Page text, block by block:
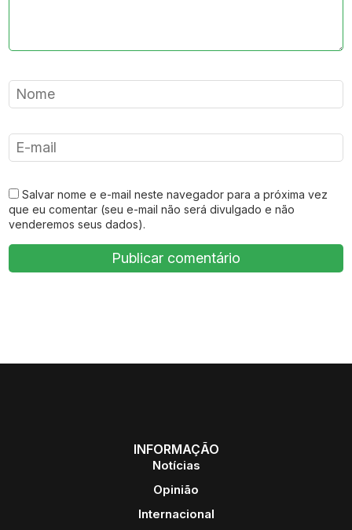
Salvar nome e e-mail neste navegador para a próxima vez
que eu comentar (seu e-mail não será divulgado e não
venderemos seus dados).
INFORMAÇÃO
Notícias
Opinião
Internacional